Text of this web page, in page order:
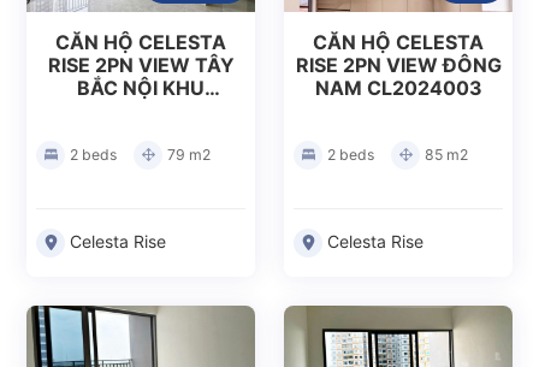
CĂN HỘ CELESTA
RISE 2PN VIEW TÂY
BẮC NỘI KHU
2 beds 79 m2
Celesta Rise
CĂN HỘ CELESTA
RISE 2PN VIEW ĐÔNG
NAM CL2024003
2 beds 85 m2
Celesta Rise